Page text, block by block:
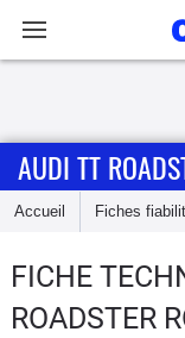
Accueil
Essais
AUDI TT
Accueil Fiches
FICHE
ROADSTER